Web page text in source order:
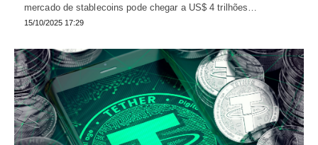
mercado de stablecoins pode chegar a US$ 4 trilhões…
15/10/2025 17:29